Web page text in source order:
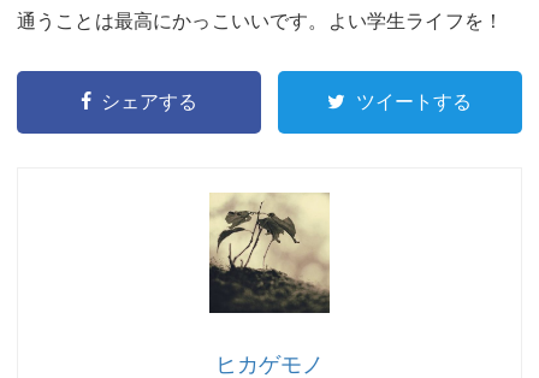
通うことは最高にかっこいいです。よい学生ライフを！
シェアする ツイートする
ヒカゲモノ